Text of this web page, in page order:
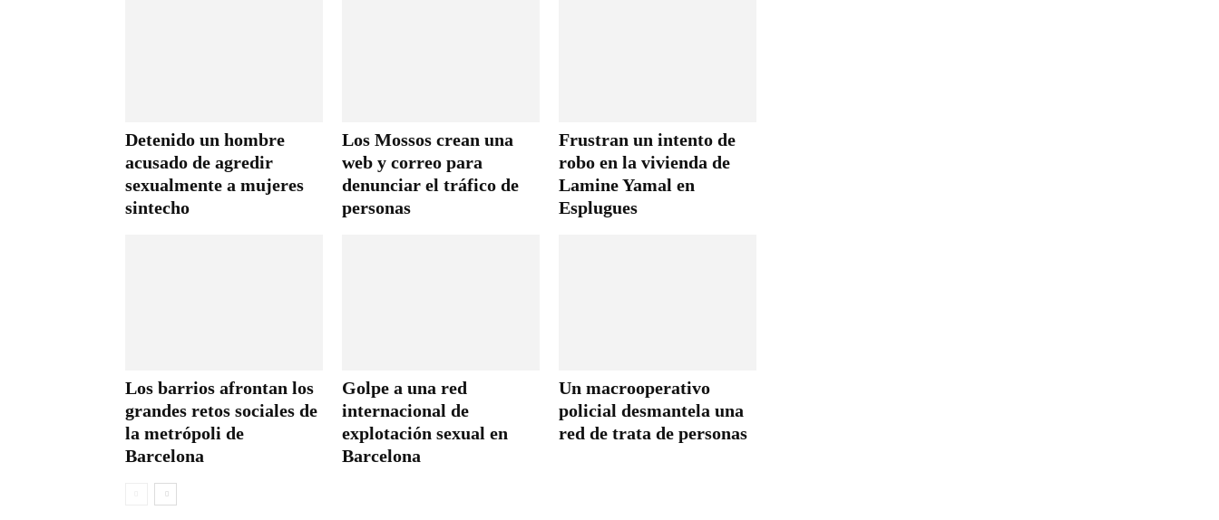
Detenido un hombre
acusado de agredir
sexualmente a mujeres
sintecho
Los Mossos crean una
web y correo para
denunciar el tráfico de
personas
Frustran un intento de
robo en la vivienda de
Lamine Yamal en
Esplugues
Los barrios afrontan los
grandes retos sociales de
la metrópoli de
Barcelona
Golpe a una red
internacional de
explotación sexual en
Barcelona
Un macrooperativo
policial desmantela una
red de trata de personas